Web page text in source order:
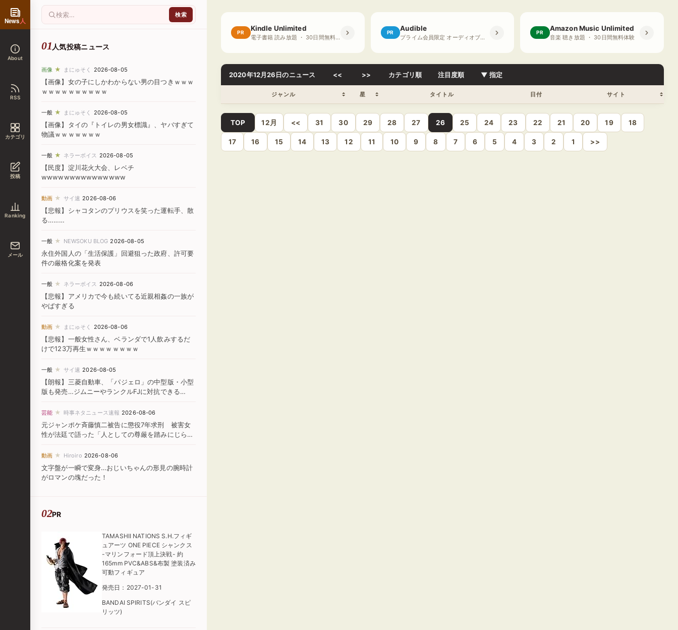
News人
About
RSS
カテゴリ
投稿
Ranking
メール
人気投稿ニュース
画像 ★ まにゅそく 2026-08-05
【画像】女の子にしかわからない男の目つきｗｗｗ
ｗｗｗｗｗｗｗｗｗｗ
一般 ★ まにゅそく 2026-08-05
【画像】タイの『トイレの男女標識』、ヤバすぎて
物議ｗｗｗｗｗｗｗ
一般 ★ ネラーボイス 2026-08-05
【民度】淀川花火大会、レベチ
wwwwwwwwwwwwwww
動画 ★ サイ速 2026-08-06
【悲報】シャコタンのプリウスを笑った運転手、散
る………
一般 ★ NEWSOKU BLOG 2026-08-05
永住外国人の「生活保護」回避狙った政府、許可要
件の厳格化案を発表
一般 ★ ネラーボイス 2026-08-06
【悲報】アメリカで今も続いてる近親相姦の一族が
やばすぎる
動画 ★ まにゅそく 2026-08-06
【悲報】一般女性さん、ベランダで1人飲みするだ
けで123万再生ｗｗｗｗｗｗｗｗ
一般 ★ サイ速 2026-08-05
【朗報】三菱自動車、「パジェロ」の中型版・小型
版も発売…ジムニーやランクルFJに対抗できる
芸能 ★ 時事ネタニュース速報 2026-08-06
元ジャンポケ斉藤慎二被告に懲役7年求刑 被害女
性が法廷で語った「人としての尊厳を踏みにじられ
動画 ★ Hiroiro 2026-08-06
文字盤が一瞬で変身…おじいちゃんの形見の腕時計
がロマンの塊だった！
PR
TAMASHII NATIONS S.H.フィギ
ュアーツ ONE PIECE シャンクス
-マリンフォード頂上決戦- 約
165mm PVC&ABS&布製 塗装済み
可動フィギュア
発売日：2027-01-31
BANDAI SPIRITS(バンダイ スピ
リッツ)
PR Kindle Unlimited
電子書籍 読み放題 ・ 30日間無料体験
PR Audible
プライム会員限定 オーディオブック ・ 30日間無料体験
PR Amazon Music Unlimited
音楽 聴き放題 ・ 30日間無料体験
2020年12月26日のニュース << >> カテゴリ順 注目度順 ▼ 指定
ジャンル 星 タイトル 日付 サイト
TOP 12月 << 31 30 29 28 27 26 25 24 23 22 21 20 19 18
17 16 15 14 13 12 11 10 9 8 7 6 5 4 3 2 1 >>